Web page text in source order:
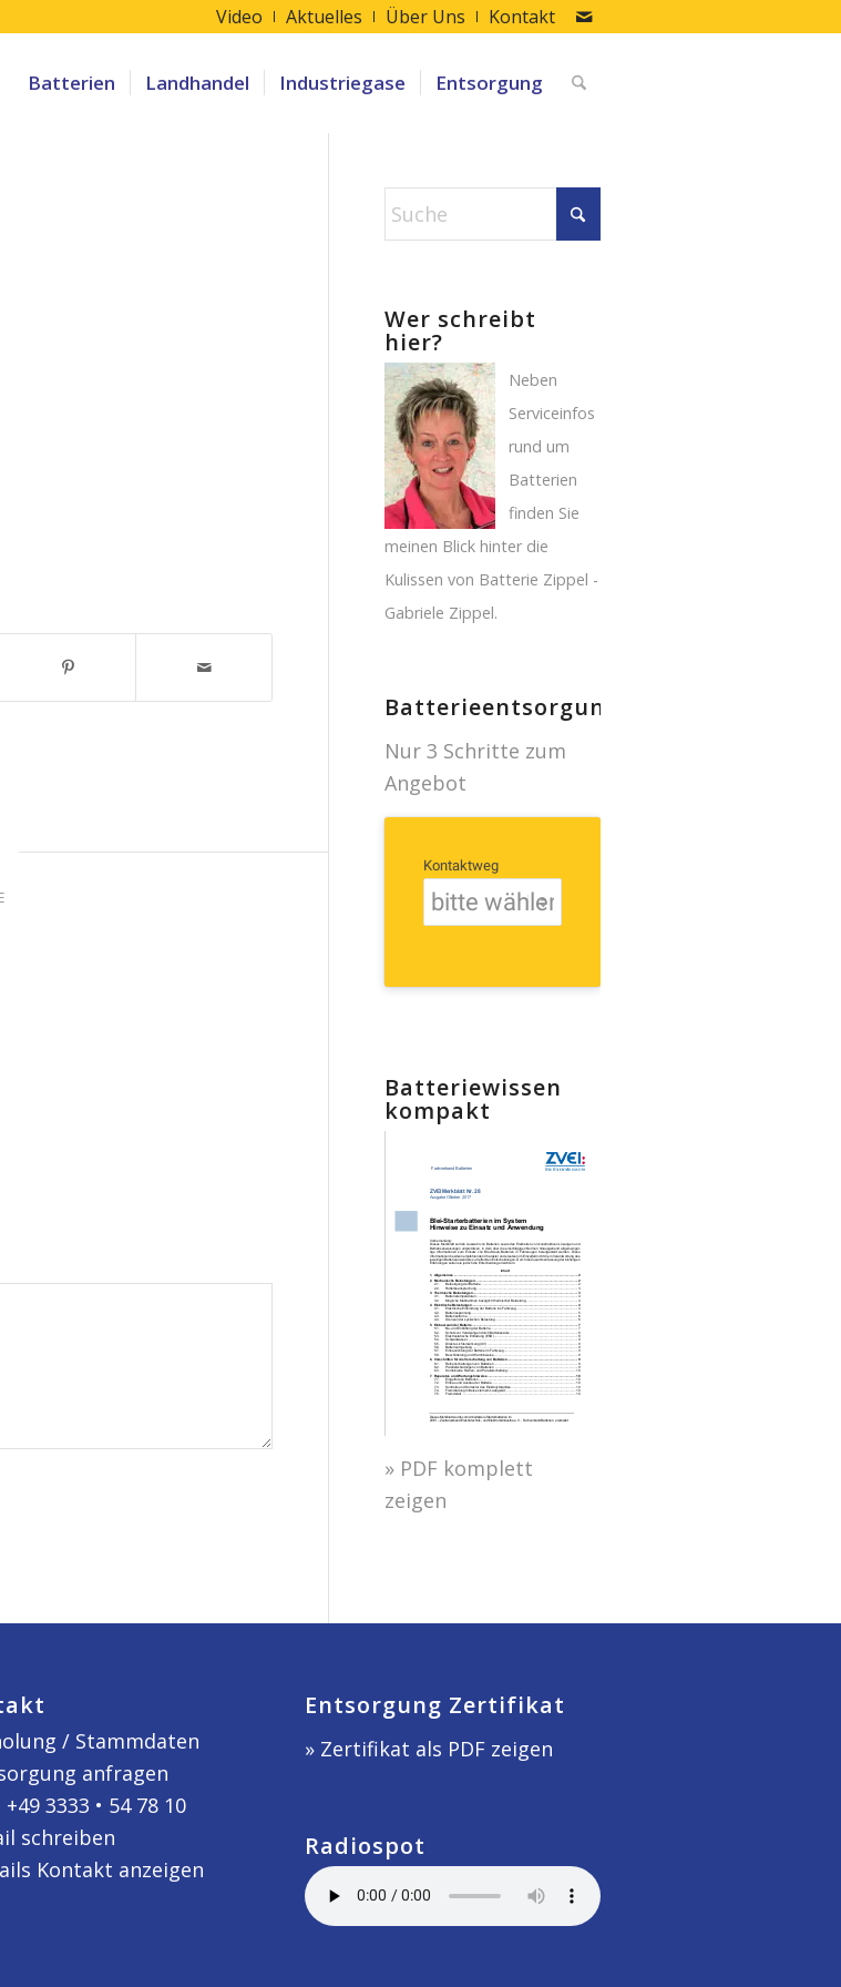
Video Aktuelles Über Uns Kontakt
Batterien Landhandel Industriegase Entsorgung
Wer schreibt
hier?
Neben
Serviceinfos
rund um
Batterien
finden Sie
meinen Blick hinter die
Kulissen von Batterie Zippel -
Gabriele Zippel.
Batterieentsorgung
Nur 3 Schritte zum
Angebot
Kontaktweg
Batteriewissen
kompakt
» PDF komplett
zeigen
/ Stammdaten
anfragen
3333 • 54 78 10
schreiben
Kontakt anzeigen
Entsorgung Zertifikat
» Zertifikat als PDF zeigen
Radiospot